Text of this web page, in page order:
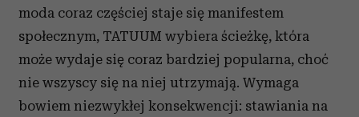
moda coraz częściej staje się manifestem
społecznym, TATUUM wybiera ścieżkę, która
może wydaje się coraz bardziej popularna, choć
nie wszyscy się na niej utrzymają. Wymaga
bowiem niezwykłej konsekwencji: stawiania na